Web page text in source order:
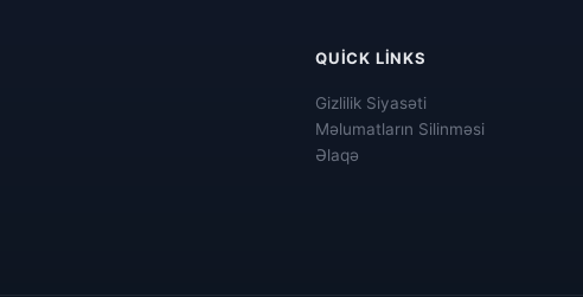
QUICK LINKS
Gizlilik Siyasəti
Məlumatların Silinməsi
Əlaqə